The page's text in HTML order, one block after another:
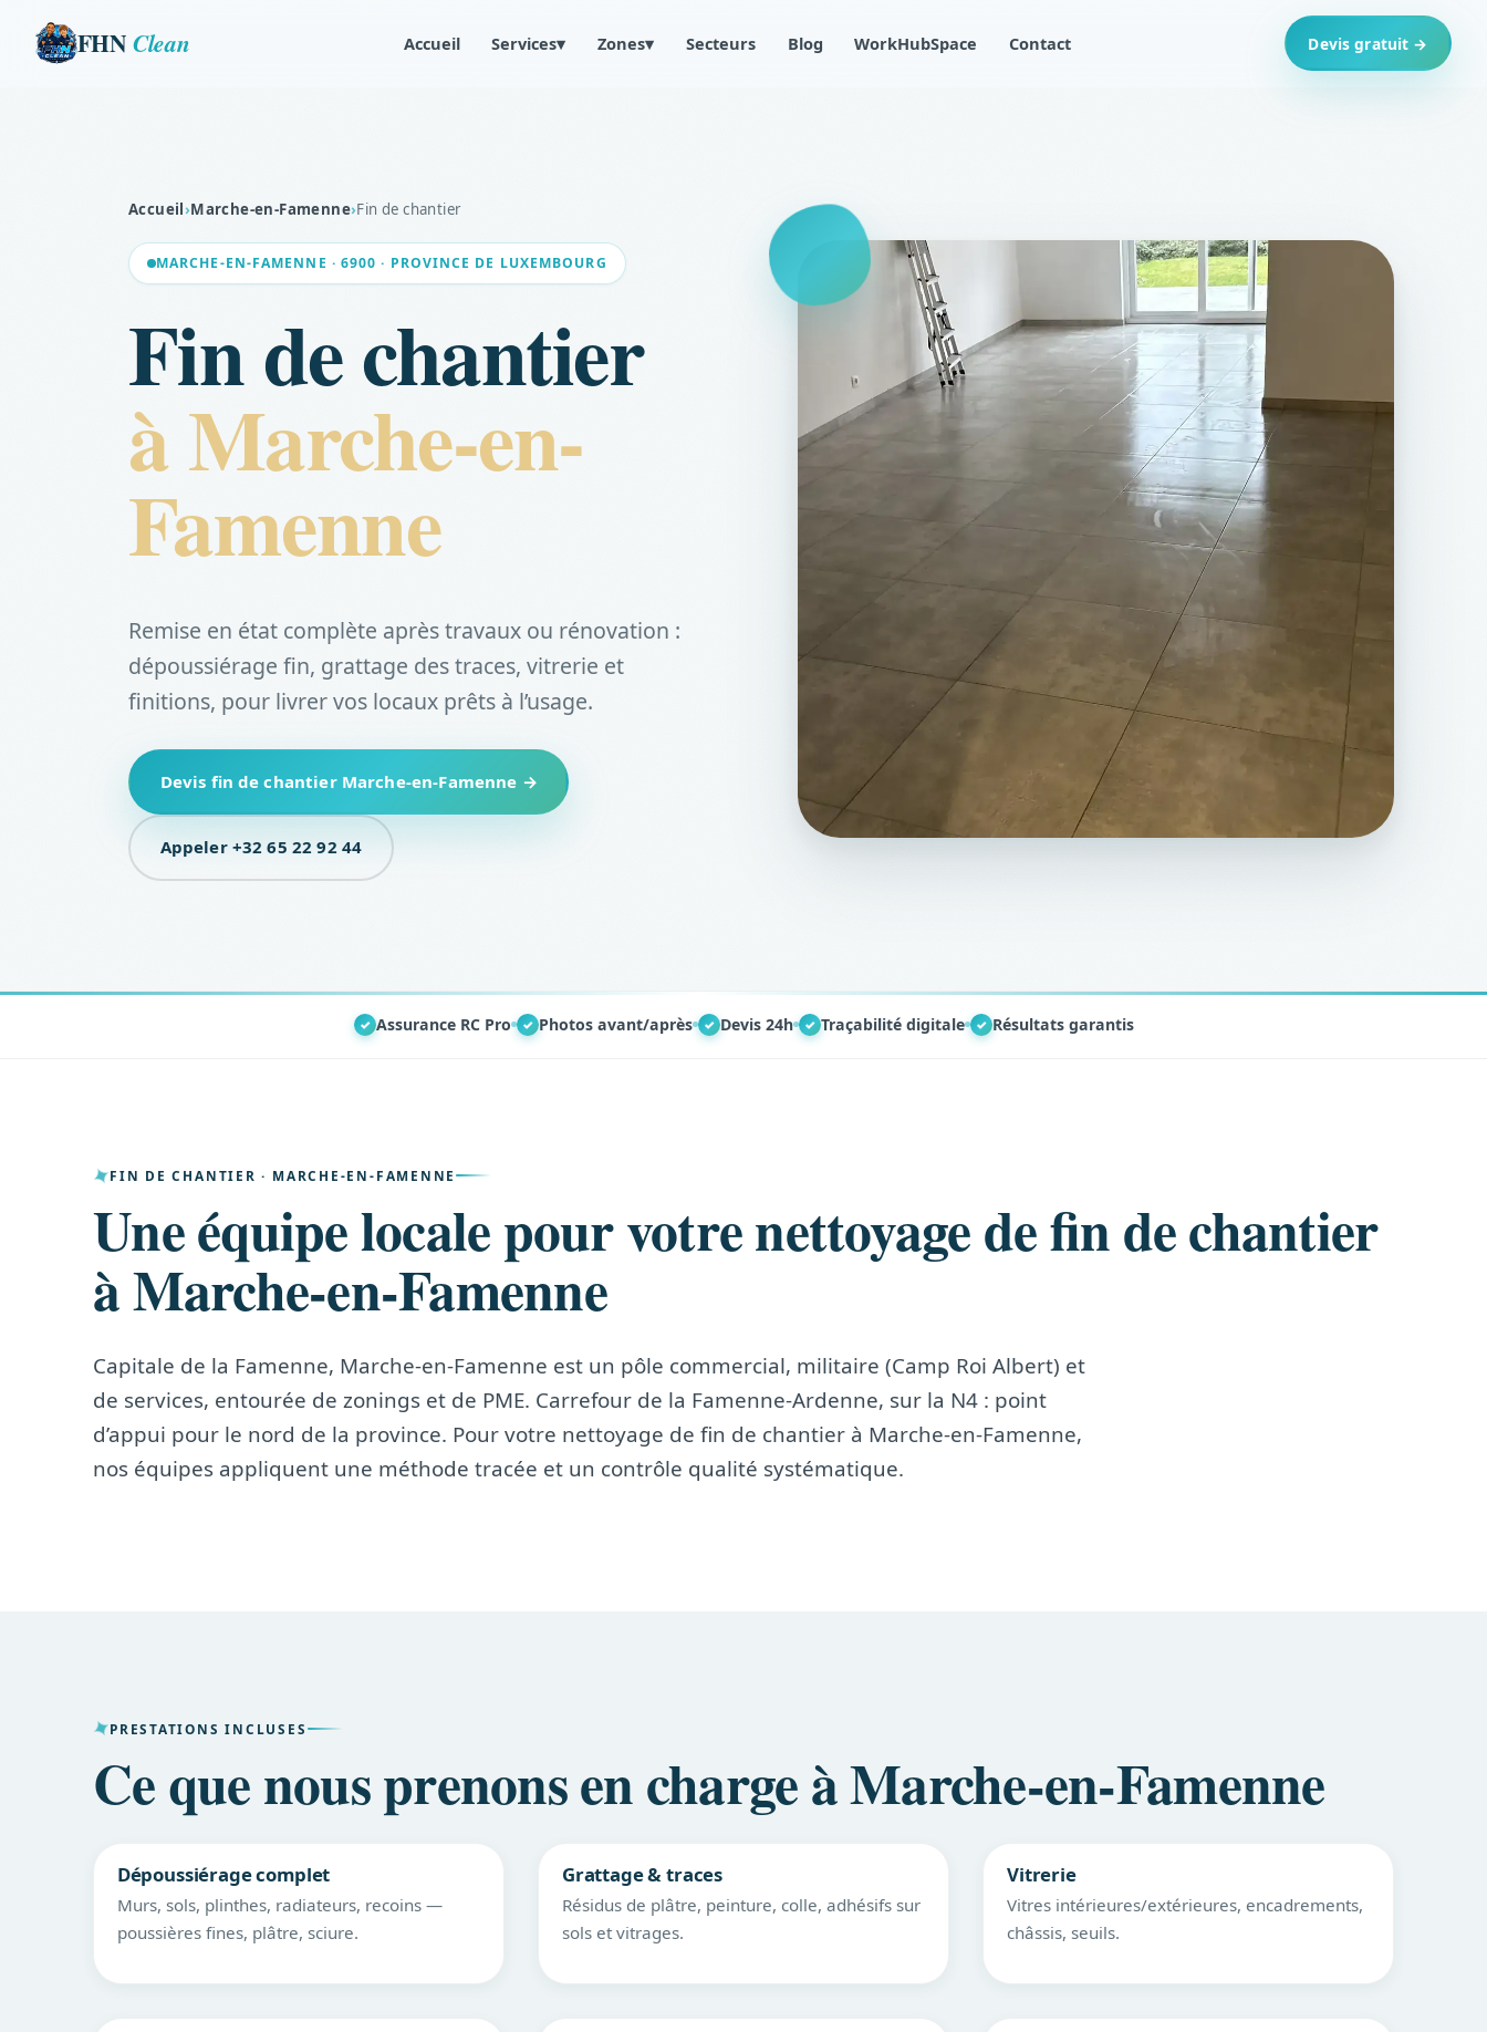
FHN Clean Accueil Services▾ Zones▾ Secteurs Blog WorkHubSpace Contact Devis gratuit →
Accueil›Marche-en-Famenne›Fin de chantier
MARCHE-EN-FAMENNE · 6900 · PROVINCE DE LUXEMBOURG
Fin de chantier
à Marche-en-
Famenne
Remise en état complète après travaux ou rénovation :
dépoussiérage fin, grattage des traces, vitrerie et
finitions, pour livrer vos locaux prêts à l’usage.
Devis fin de chantier Marche-en-Famenne →
Appeler +32 65 22 92 44
✓ Assurance RC Pro ✓ Photos avant/après ✓ Devis 24h ✓ Traçabilité digitale ✓ Résultats garantis
FIN DE CHANTIER · MARCHE-EN-FAMENNE
Une équipe locale pour votre nettoyage de fin de chantier
à Marche-en-Famenne
Capitale de la Famenne, Marche-en-Famenne est un pôle commercial, militaire (Camp Roi Albert) et
de services, entourée de zonings et de PME. Carrefour de la Famenne-Ardenne, sur la N4 : point
d’appui pour le nord de la province. Pour votre nettoyage de fin de chantier à Marche-en-Famenne,
nos équipes appliquent une méthode tracée et un contrôle qualité systématique.
PRESTATIONS INCLUSES
Ce que nous prenons en charge à Marche-en-Famenne
Dépoussiérage complet
Murs, sols, plinthes, radiateurs, recoins —
poussières fines, plâtre, sciure.
Grattage & traces
Résidus de plâtre, peinture, colle, adhésifs sur
sols et vitrages.
Vitrerie
Vitres intérieures/extérieures, encadrements,
châssis, seuils.